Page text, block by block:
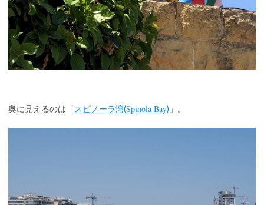
奥に見えるのは「スピノーラ湾(Spinola Bay) 」。